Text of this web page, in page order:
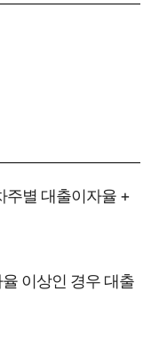
별 대출이자율 +
이상인 경우 대출